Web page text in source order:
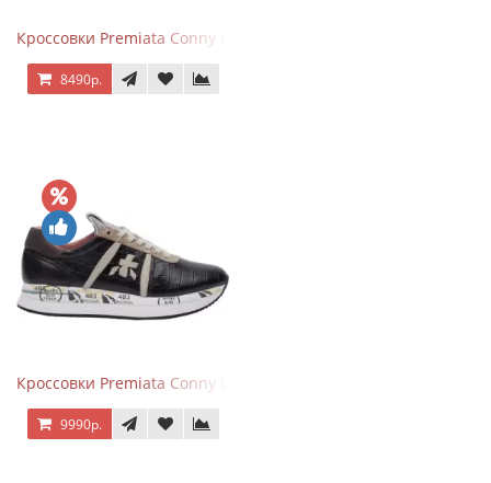
Кроссовки Premiata Conny Leather Beige
8490р.
Кроссовки Premiata Conny Leather Black Brown
9990р.